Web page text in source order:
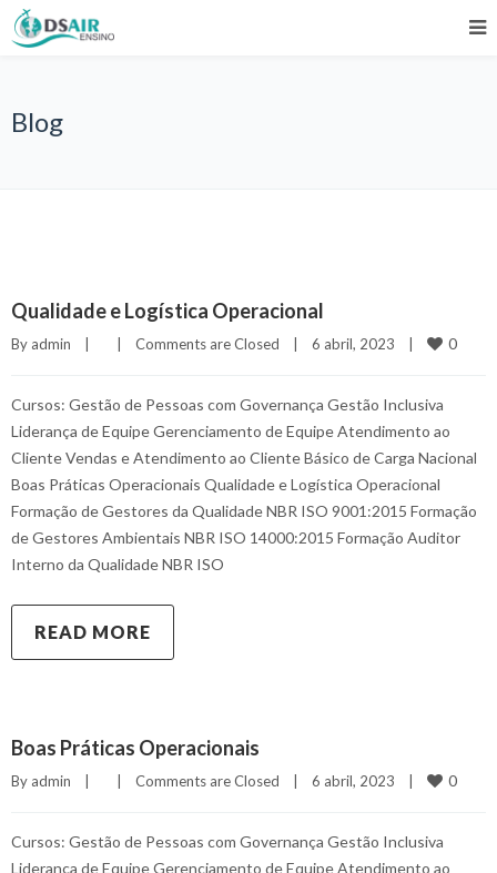
Blog
Qualidade e Logística Operacional
By admin Comments are Closed 6 abril, 2023 0
Cursos: Gestão de Pessoas com Governança Gestão Inclusiva
Liderança de Equipe Gerenciamento de Equipe Atendimento ao
Cliente Vendas e Atendimento ao Cliente Básico de Carga Nacional
Boas Práticas Operacionais Qualidade e Logística Operacional
Formação de Gestores da Qualidade NBR ISO 9001:2015 Formação
de Gestores Ambientais NBR ISO 14000:2015 Formação Auditor
Interno da Qualidade NBR ISO
READ MORE
Boas Práticas Operacionais
By admin Comments are Closed 6 abril, 2023 0
Cursos: Gestão de Pessoas com Governança Gestão Inclusiva
Liderança de Equipe Gerenciamento de Equipe Atendimento ao